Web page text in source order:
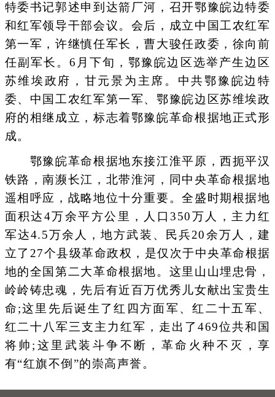
特委书记郭述申到达箭厂河，召开鄂豫皖边特委
和红军领导干部会议。会后，成立中国工农红军
第一军，许继慎任军长，曹大骏任政委，徐向前
任副军长。6月下旬，鄂豫皖边区选举产生边区
苏维埃政府，甘元景为主席。中共鄂豫皖边特
委、中国工农红军第一军、鄂豫皖边区苏维埃政
府的相继成立，标志着鄂豫皖革命根据地正式形
成。
鄂豫皖革命根据地东接江淮平原，西扼平汉
铁路，南濒长江，北带淮河，同中央革命根据地
遥相呼应，战略地位十分重要。全盛时期根据地
面积达4万余平方公里，人口350万人，主力红
军达4.5万余人，地方武装、民兵20余万人，建
立了27个县级革命政权，是仅次于中央革命根据
地的全国第二大革命根据地。这里山山埋忠骨，
岭岭铸忠魂，先后有近百万优秀儿女献出宝贵生
命;这里先后诞生了红四方面军、红二十五军、
红二十八军三支主力红军，走出了469位共和国
将帅;这里武装斗争不断，革命火种不灭，享
有“红旗不倒”的崇高声誉。